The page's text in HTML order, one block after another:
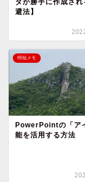
避法】
時短メモ
PowerPointの「ア
能を活用する方法